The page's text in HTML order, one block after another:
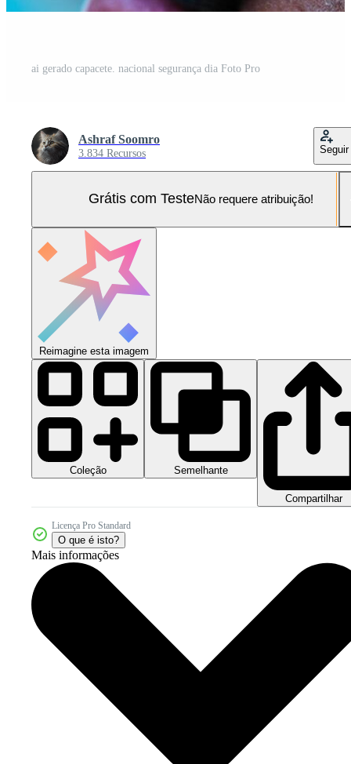
ai gerado capacete. nacional segurança dia Foto Pro
Ashraf Soomro
3.834 Recursos Seguir
Grátis com TesteNão requere atribuição!
Reimagine esta imagem
Coleção Semelhante
Compartilhar
Licença Pro Standard
O que é isto?
Mais informações